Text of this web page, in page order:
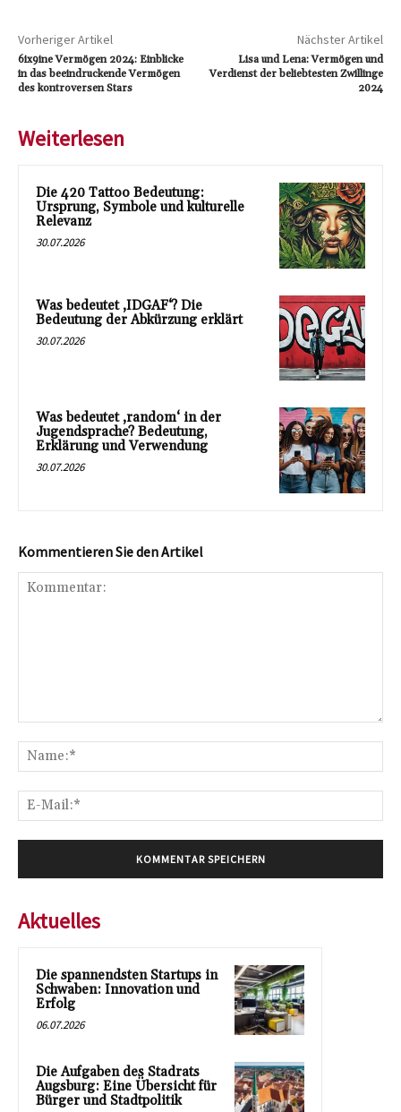
Vorheriger Artikel
6ix9ine Vermögen 2024: Einblicke
in das beeindruckende Vermögen
des kontroversen Stars
Nächster Artikel
Lisa und Lena: Vermögen und
Verdienst der beliebtesten Zwillinge
2024
Weiterlesen
Die 420 Tattoo Bedeutung:
Ursprung, Symbole und kulturelle
Relevanz
30.07.2026
Was bedeutet ‚IDGAF‘? Die
Bedeutung der Abkürzung erklärt
30.07.2026
Was bedeutet ‚random‘ in der
Jugendsprache? Bedeutung,
Erklärung und Verwendung
30.07.2026
Kommentieren Sie den Artikel
Aktuelles
Die spannendsten Startups in
Schwaben: Innovation und
Erfolg
06.07.2026
Die Aufgaben des Stadrats
Augsburg: Eine Übersicht für
Bürger und Stadtpolitik